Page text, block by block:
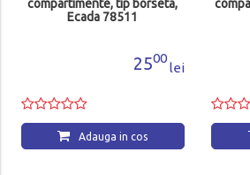
compartimente, tip borseta,
Ecada 78511
2500
lei
Adauga in cos